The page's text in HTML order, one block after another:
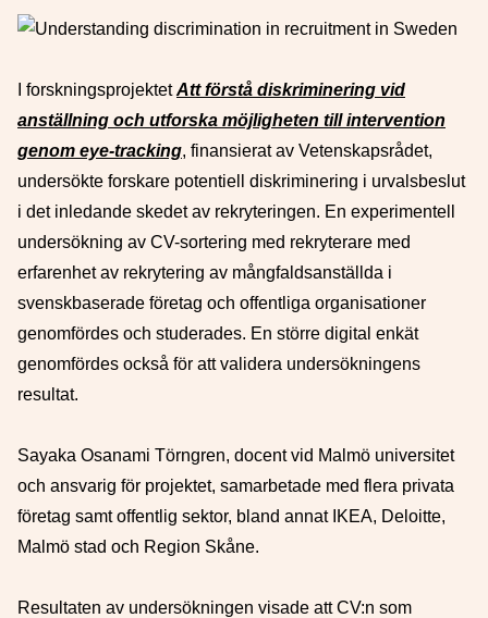
I forskningsprojektetAtt förstå diskriminering vid
anställning och utforska möjligheten till intervention
genom eye-tracking, finansierat av Vetenskapsrådet,
undersökte forskare potentiell diskriminering i urvalsbeslut
i det inledande skedet av rekryteringen. En experimentell
undersökning av CV-sortering med rekryterare med
erfarenhet av rekrytering av mångfaldsanställda i
svenskbaserade företag och offentliga organisationer
genomfördes och studerades. En större digital enkät
genomfördes också för att validera undersökningens
resultat.
Sayaka Osanami Törngren, docent vid Malmö universitet
och ansvarig för projektet, samarbetade med flera privata
företag samt offentlig sektor, bland annat IKEA, Deloitte,
Malmö stad och Region Skåne.
Resultaten av undersökningen visade att CV:n som